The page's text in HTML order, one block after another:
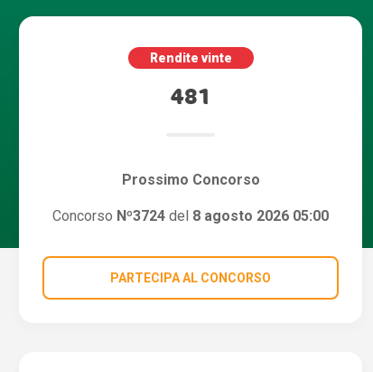
Rendite vinte
481
Prossimo Concorso
Concorso Nº3724 del 8 agosto 2026 05:00
PARTECIPA AL CONCORSO